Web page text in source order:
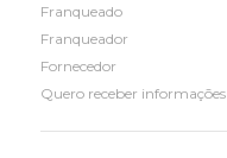
Franqueado
Franqueador
Fornecedor
Quero receber informações